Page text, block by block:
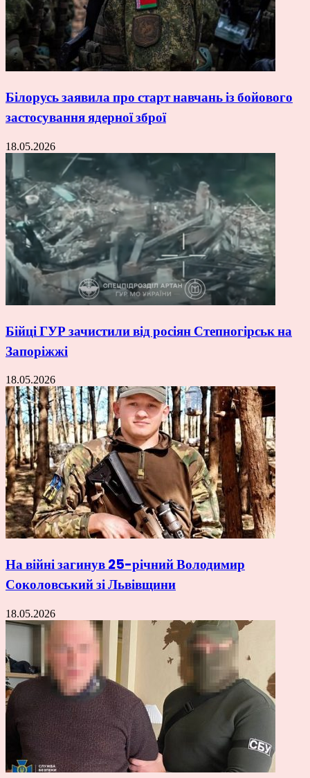
Білорусь заявила про старт навчань із бойового
застосування ядерної зброї
18.05.2026
Бійці ГУР зачистили від росіян Степногірськ на
Запоріжжі
18.05.2026
На війні загинув 25-річний Володимир
Соколовський зі Львівщини
18.05.2026